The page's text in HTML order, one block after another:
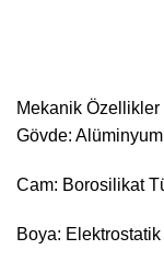
Mekanik Özellikler
Gövde:
Cam: Borosilikat
Boya: